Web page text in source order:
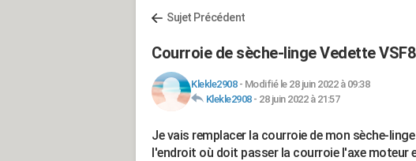
Sujet Précédent
Courroie de sèche-linge Vedette
Klekle2908- Modifié le 28 juin 2022 à 09:38
Klekle2908- 28 juin 2022 à 21:57
Je vais remplacer la courroie de mon sèche-
l'endroit où doit passer la courroie l'axe moteur